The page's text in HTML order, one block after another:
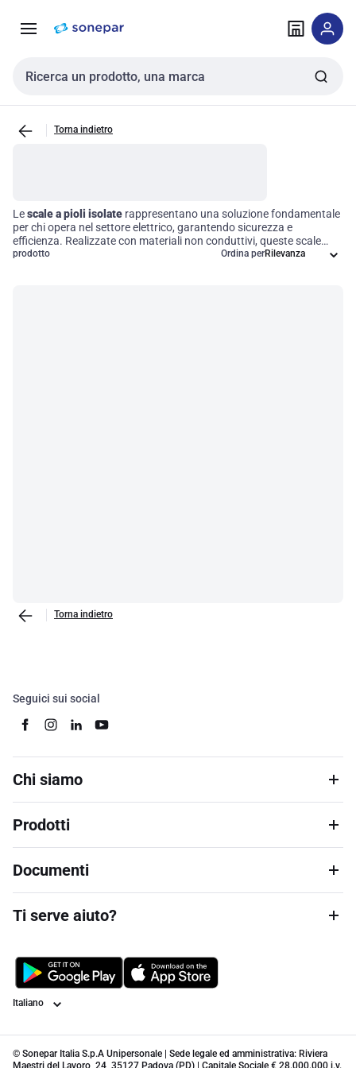
navigazione alla
Cerca input
Torna indietro
Lescale a pioli isolate rappresentano una soluzione fondamentale
per chi opera nel settore elettrico, garantendo sicurezza e
efficienza. Realizzate con materiali non conduttivi, queste scale
proteggono gli utenti da potenziali scariche elettriche mentre
prodotto Ordina per
Torna indietro
Seguici sui social
Chi siamo
Prodotti
Documenti
Ti serve aiuto?
Lingua
© Sonepar Italia S.p.A Unipersonale | Sede legale ed amministrativa: Riviera
Maestri del Lavoro, 24, 35127 Padova (PD) | Capitale Sociale € 28.000.000 i.v.